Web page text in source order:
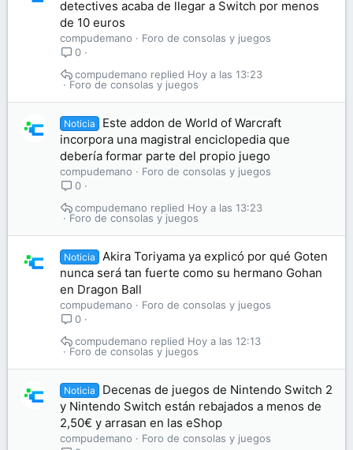
detectives acaba de llegar a Switch por menos
de 10 euros
compudemano
Foro de consolas y juegos
0
Foro de consolas y juegos
Hoy a las 13:23
compudemano
Noticia
Este addon de World of Warcraft
incorpora una magistral enciclopedia que
debería formar parte del propio juego
compudemano
Foro de consolas y juegos
0
Foro de consolas y juegos
Hoy a las 13:23
compudemano
Noticia
Akira Toriyama ya explicó por qué Goten
nunca será tan fuerte como su hermano Gohan
en Dragon Ball
compudemano
Foro de consolas y juegos
0
Foro de consolas y juegos
Hoy a las 12:13
compudemano
Noticia
Decenas de juegos de Nintendo Switch 2
y Nintendo Switch están rebajados a menos de
2,50€ y arrasan en las eShop
compudemano
Foro de consolas y juegos